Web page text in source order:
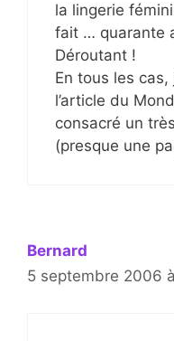
la lingerie
fait … quarante
Déroutant !
En tous les
l’article du
consacré un
(presque une
Bernard
5 septembre 2006